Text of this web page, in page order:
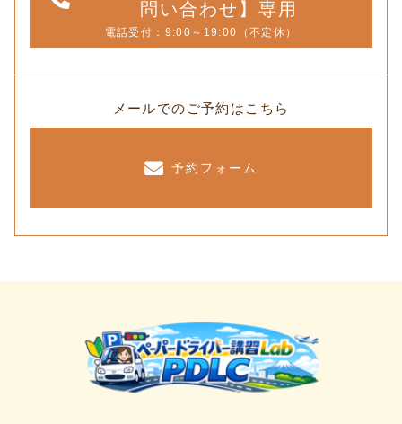
問い合わせ】専用
電話受付：9:00～19:00（不定休）
メールでのご予約はこちら
予約フォーム